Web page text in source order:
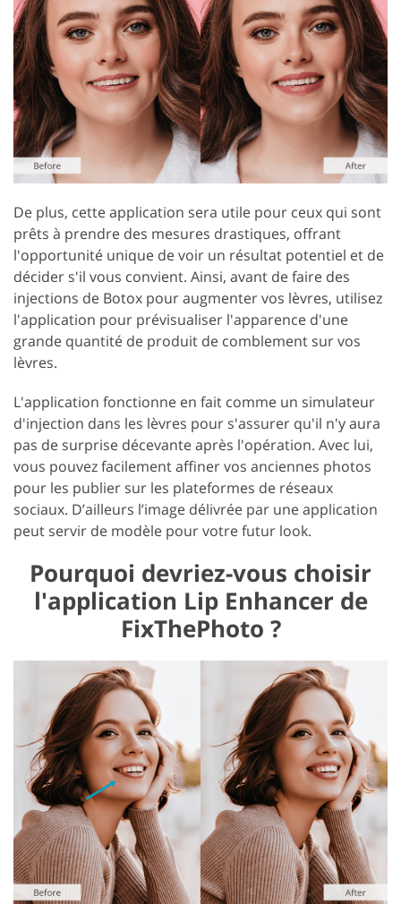
De plus, cette application sera utile pour ceux qui sont
prêts à prendre des mesures drastiques, offrant
l'opportunité unique de voir un résultat potentiel et de
décider s'il vous convient. Ainsi, avant de faire des
injections de Botox pour augmenter vos lèvres, utilisez
l'application pour prévisualiser l'apparence d'une
grande quantité de produit de comblement sur vos
lèvres.
L'application fonctionne en fait comme un simulateur
d'injection dans les lèvres pour s'assurer qu'il n'y aura
pas de surprise décevante après l'opération. Avec lui,
vous pouvez facilement affiner vos anciennes photos
pour les publier sur les plateformes de réseaux
sociaux. D’ailleurs l’image délivrée par une application
peut servir de modèle pour votre futur look.
Pourquoi devriez-vous choisir
l'application Lip Enhancer de
FixThePhoto ?